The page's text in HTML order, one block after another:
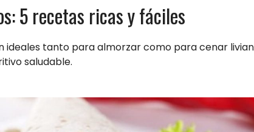
5 recetas ricas y fáciles
ideales tanto para almorzar como para cenar
saludable.